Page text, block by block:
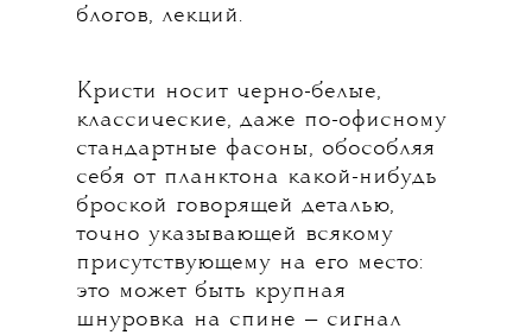
блогов, лекций.
Кристи носит черно-белые,
классические, даже по-офисному
стандартные фасоны, обособляя
себя от планктона какой-нибудь
броской говорящей деталью,
точно указывающей всякому
присутствующему на его место:
это может быть крупная
шнуровка на спине — сигнал